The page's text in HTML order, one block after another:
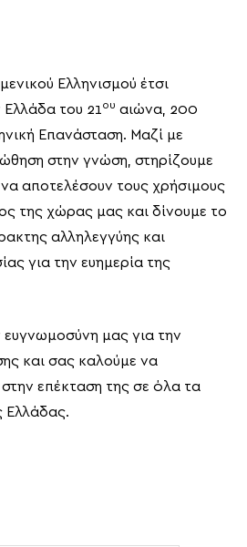
Ελληνισμού έτσι
του 21ου αιώνα, 200
Επανάσταση. Μαζί με
στην γνώση, στηρίζουμε
να αποτελέσουν τους χρήσιμους
της χώρας μας και δίνουμε το
αλληλεγγύης και
για την ευημερία της
μας για την
και σας καλούμε να
επέκταση της σε όλα τα
Ελλάδας.